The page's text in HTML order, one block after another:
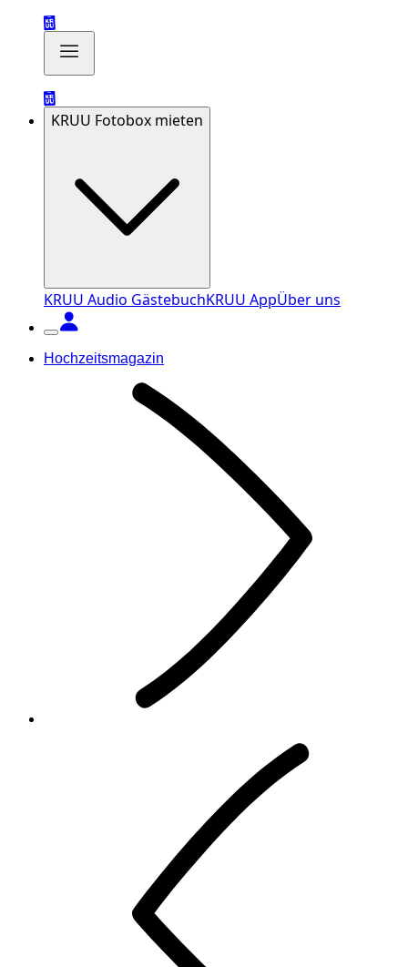
KRUU Fotobox mieten
KRUU Audio GästebuchKRUU AppÜber uns
Hochzeitsmagazin